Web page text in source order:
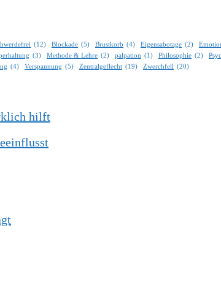
(12) Blockade (5) Brustkorb (4) Eigensabotage (2)
(3) Methode & Lehre (2) palpation (1) Philosophie (2)
(4) Verspannung (5) Zentralgeflecht (19) Zwerchfell (20)
hilft